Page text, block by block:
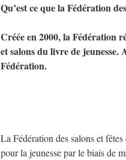
Qu’est ce que la Fédération
Créée en 2000, la Fédération
et salons du livre de jeunesse.
Fédération.
La Fédération des salons et
pour la jeunesse par le biais de